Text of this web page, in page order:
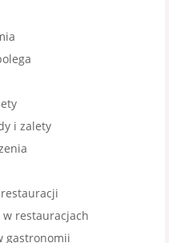
i zalety
w restauracjach
gastronomii